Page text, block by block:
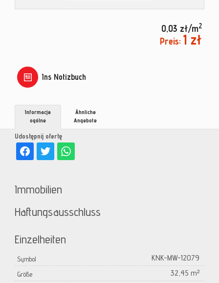
0,03 zł/m2
Preis: 1 zł
Ins Notizbuch
Udostępnij ofertę
Informacje
ogólne
Ähnliche
Angebote
Immobilien
Haftungsausschluss
Einzelheiten
Symbol KNK-MW-12079
Größe 32,45 m²